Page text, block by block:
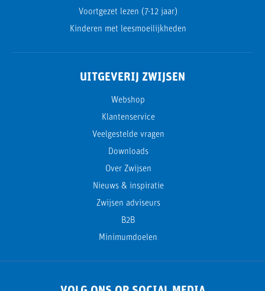
Voortgezet lezen (7-12 jaar)
Kinderen met leesmoeilijkheden
UITGEVERIJ ZWIJSEN
Webshop
Klantenservice
Veelgestelde vragen
Downloads
Over Zwijsen
Nieuws & inspiratie
Zwijsen adviseurs
B2B
Minimumdoelen